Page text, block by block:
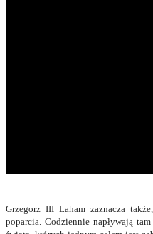
Grzegorz III Laham zaznacza
poparcia. Codziennie napływają